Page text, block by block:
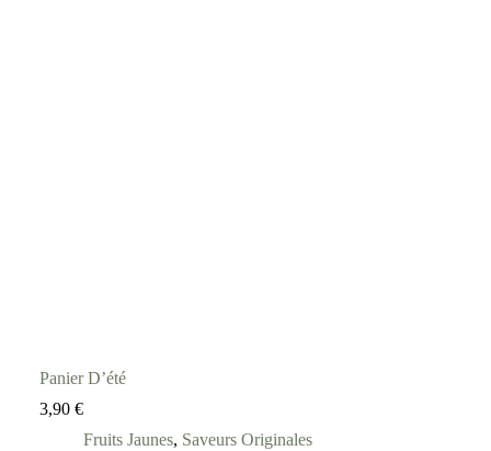
Panier D’été
3,90€
Fruits Jaunes, Saveurs Originales